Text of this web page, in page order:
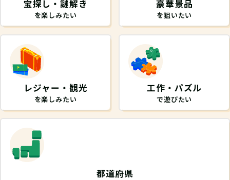
宝探し・謎解き
を楽しみたい
豪華景品
を狙いたい
レジャー・観光
を楽しみたい
工作・パズル
で遊びたい
都道府県